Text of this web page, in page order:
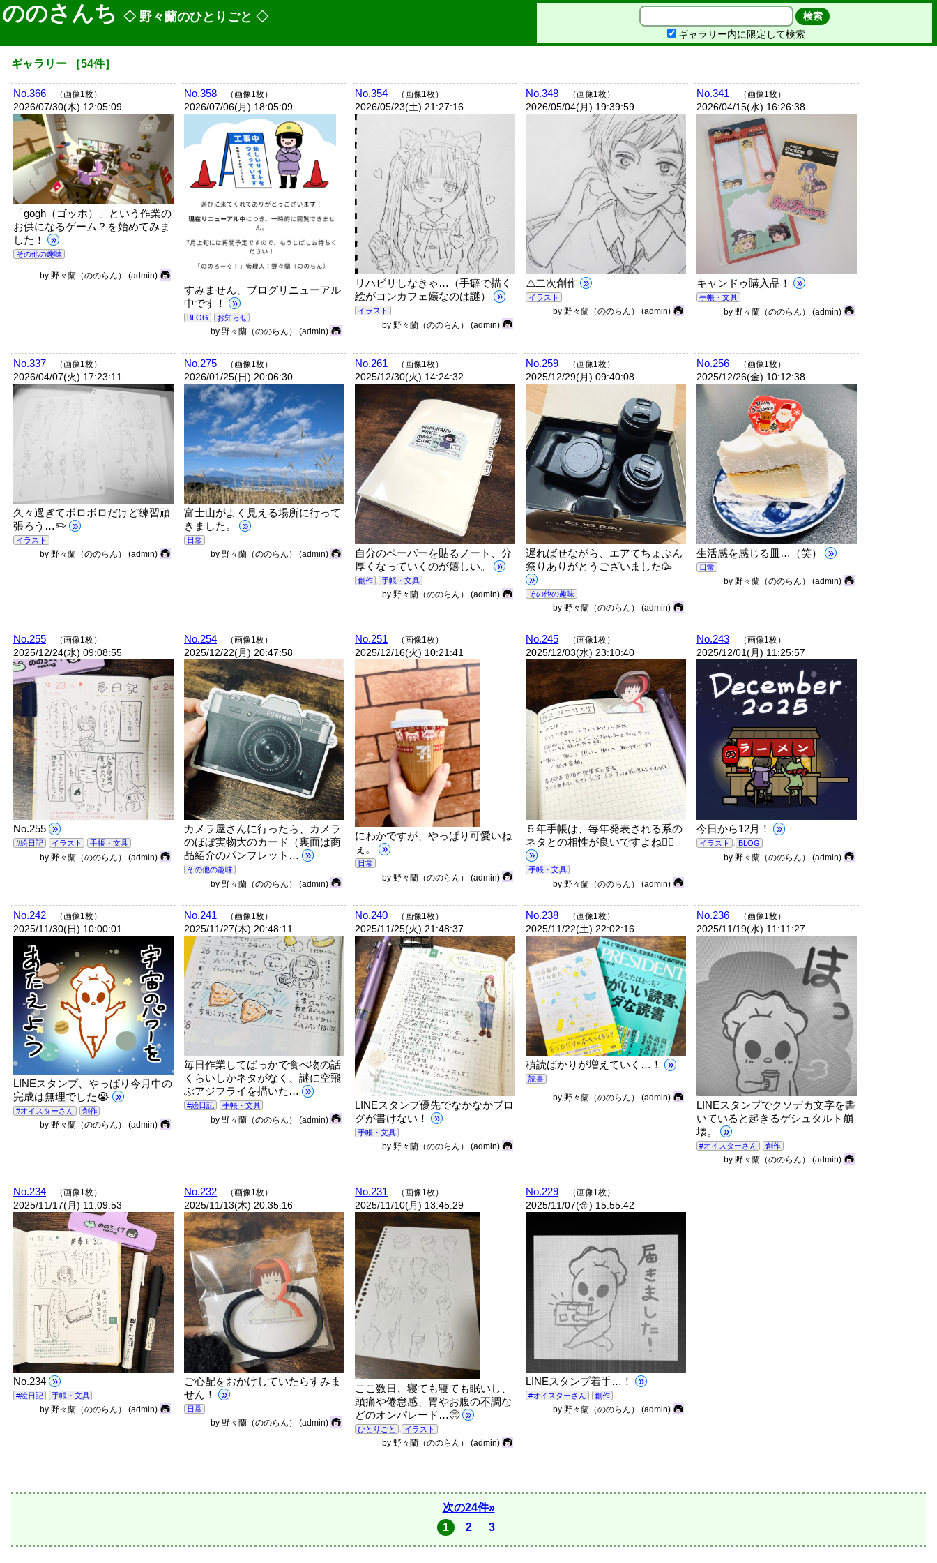
ののさんち◇ 野々蘭のひとりごと ◇
ギャラリー内に限定して検索
ギャラリー ［54件］
No.366 （画像1枚）
2026/07/30(木) 12:05:09
「gogh（ゴッホ）」という作業の
お供になるゲーム？を始めてみま
した！ »
その他の趣味
by野々蘭（ののらん）(admin)
No.358 （画像1枚）
2026/07/06(月) 18:05:09
すみません、ブログリニューアル
中です！ »
BLOG , お知らせ
by野々蘭（ののらん）(admin)
No.354 （画像1枚）
2026/05/23(土) 21:27:16
リハビリしなきゃ…（手癖で描く
絵がコンカフェ嬢なのは謎） »
イラスト
by 野々蘭（ののらん） (admin)
No.348 （画像1枚）
2026/05/04(月) 19:39:59
⚠️二次創作 »
イラスト
by 野々蘭（ののらん） (admin)
No.341 （画像1枚）
2026/04/15(水) 16:26:38
キャンドゥ購入品！ »
手帳・文具
by 野々蘭（ののらん） (admin)
No.337 （画像1枚）
2026/04/07(火) 17:23:11
久々過ぎてボロボロだけど練習頑
張ろう…✏️ »
イラスト
by野々蘭（ののらん）(admin)
No.275 （画像1枚）
2026/01/25(日) 20:06:30
富士山がよく見える場所に行って
きました。 »
日常
by野々蘭（ののらん）(admin)
No.261 （画像1枚）
2025/12/30(火) 14:24:32
自分のペーパーを貼るノート、分
厚くなっていくのが嬉しい。 »
創作 , 手帳・文具
by 野々蘭（ののらん） (admin)
No.259 （画像1枚）
2025/12/29(月) 09:40:08
遅ればせながら、エアてちょぶん
祭りありがとうございました🥳
»
その他の趣味
by 野々蘭（ののらん） (admin)
No.256 （画像1枚）
2025/12/26(金) 10:12:38
生活感を感じる皿…（笑） »
日常
by 野々蘭（ののらん） (admin)
No.255 （画像1枚）
2025/12/24(水) 09:08:55
No.255 »
#絵日記 イラスト , 手帳・文具
by野々蘭（ののらん）(admin)
No.254 （画像1枚）
2025/12/22(月) 20:47:58
カメラ屋さんに行ったら、カメラ
のほぼ実物大のカード（裏面は商
品紹介のパンフレット… »
その他の趣味
by野々蘭（ののらん）(admin)
No.251 （画像1枚）
2025/12/16(火) 10:21:41
にわかですが、やっぱり可愛いね
ぇ。 »
日常
by 野々蘭（ののらん） (admin)
No.245 （画像1枚）
2025/12/03(水) 23:10:40
５年手帳は、毎年発表される系の
ネタとの相性が良いですよね🙆‍♀️
»
手帳・文具
by 野々蘭（ののらん） (admin)
No.243 （画像1枚）
2025/12/01(月) 11:25:57
今日から12月！ »
イラスト , BLOG
by 野々蘭（ののらん） (admin)
No.242 （画像1枚）
2025/11/30(日) 10:00:01
LINEスタンプ、やっぱり今月中の
完成は無理でした😭 »
#オイスターさん 創作
by野々蘭（ののらん）(admin)
No.241 （画像1枚）
2025/11/27(木) 20:48:11
毎日作業してばっかで食べ物の話
くらいしかネタがなく、謎に空飛
ぶアジフライを描いた… »
#絵日記 手帳・文具
by野々蘭（ののらん）(admin)
No.240 （画像1枚）
2025/11/25(火) 21:48:37
LINEスタンプ優先でなかなかブロ
グが書けない！ »
手帳・文具
by 野々蘭（ののらん） (admin)
No.238 （画像1枚）
2025/11/22(土) 22:02:16
積読ばかりが増えていく…！ »
読書
by 野々蘭（ののらん） (admin)
No.236 （画像1枚）
2025/11/19(水) 11:11:27
LINEスタンプでクソデカ文字を書
いていると起きるゲシュタルト崩
壊。 »
#オイスターさん 創作
by 野々蘭（ののらん） (admin)
No.234 （画像1枚）
2025/11/17(月) 11:09:53
No.234 »
#絵日記 手帳・文具
by野々蘭（ののらん）(admin)
No.232 （画像1枚）
2025/11/13(木) 20:35:16
ご心配をおかけしていたらすみま
せん！ »
日常
by野々蘭（ののらん）(admin)
No.231 （画像1枚）
2025/11/10(月) 13:45:29
ここ数日、寝ても寝ても眠いし、
頭痛や倦怠感、胃やお腹の不調な
どのオンパレード…🥺 »
ひとりごと , イラスト
by 野々蘭（ののらん） (admin)
No.229 （画像1枚）
2025/11/07(金) 15:55:42
LINEスタンプ着手…！ »
#オイスターさん 創作
by 野々蘭（ののらん） (admin)
次の24件»
1
2 3